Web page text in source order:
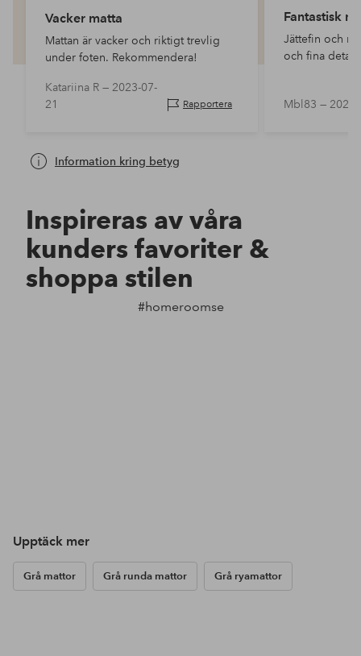
Vacker matta
Mattan är vacker och riktigt trevlig
under foten. Rekommendera!
Katariina R — 2023-07-
21
Rapportera
Fantastisk
Jättefin och
och fina
Mbl83 —
Information kring betyg
Inspireras av våra
kunders favoriter &
shoppa stilen
#homeroomse
Upptäck mer
Grå mattor Grå runda mattor Grå ryamattor